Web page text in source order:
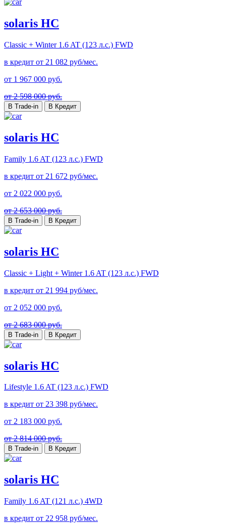
solaris HC
Classic + Winter 1.6 AT (123 л.с.) FWD
в кредит от 21 082 руб/мес.
от 1 967 000 руб.
от 2 598 000 руб.
В Trade-in В Кредит
solaris HC
Family 1.6 AT (123 л.с.) FWD
в кредит от 21 672 руб/мес.
от 2 022 000 руб.
от 2 653 000 руб.
В Trade-in В Кредит
solaris HC
Classic + Light + Winter 1.6 AT (123 л.с.) FWD
в кредит от 21 994 руб/мес.
от 2 052 000 руб.
от 2 683 000 руб.
В Trade-in В Кредит
solaris HC
Lifestyle 1.6 AT (123 л.с.) FWD
в кредит от 23 398 руб/мес.
от 2 183 000 руб.
от 2 814 000 руб.
В Trade-in В Кредит
solaris HC
Family 1.6 AT (121 л.с.) 4WD
в кредит от 22 958 руб/мес.